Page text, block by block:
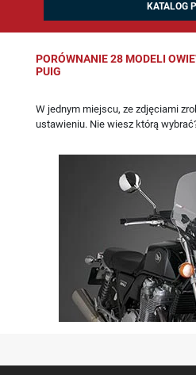
KATALOG
PORÓWNANIE 28 MODELI
PUIG
W jednym miejscu, ze zdjęciami
ustawieniu. Nie wiesz którą